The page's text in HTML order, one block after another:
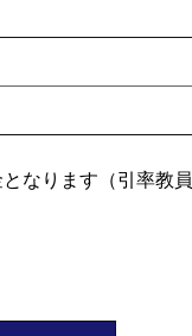
なります（引率教員